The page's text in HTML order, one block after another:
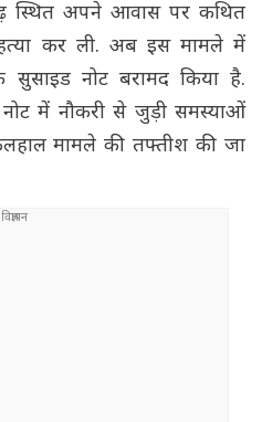
स्थित अपने आवास पर कथित
कर ली. अब इस मामले में
नोट बरामद किया है.
नोट में नौकरी से जुड़ी समस्याओं
मामले की तफ्तीश की जा